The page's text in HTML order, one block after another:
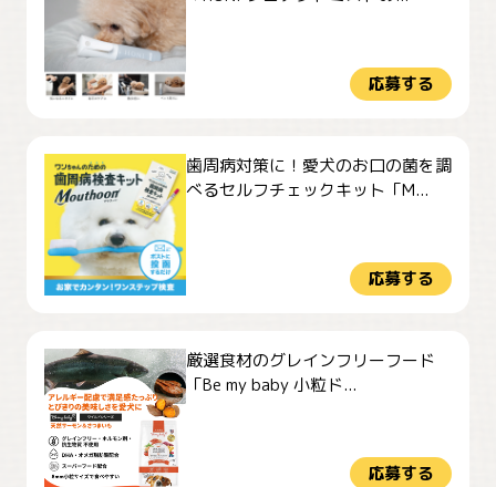
応募する
歯周病対策に！愛犬のお口の菌を調
べるセルフチェックキット「M...
応募する
厳選食材のグレインフリーフード
「Be my baby 小粒ド...
応募する